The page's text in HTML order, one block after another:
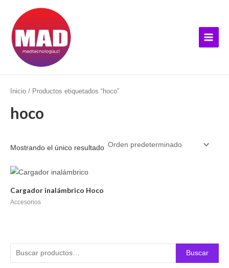
contenido
Menu
s
c
p
Buscar
Inicio / Productos etiquetados “hoco”
hoco
Mostrando el único resultado
Cargador inalámbrico Hoco
Accesorios